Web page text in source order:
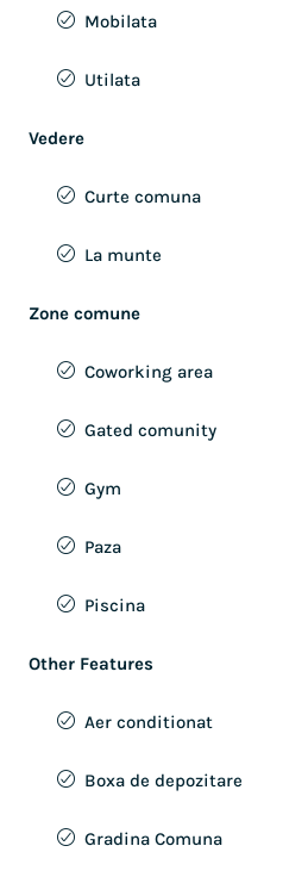
Mobilata
Utilata
Vedere
Curte comuna
La munte
Zone comune
Coworking area
Gated comunity
Gym
Paza
Piscina
Other Features
Aer conditionat
Boxa de depozitare
Gradina Comuna